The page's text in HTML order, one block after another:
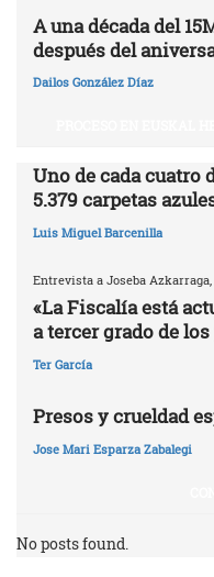
A una década del
después del
Dailos González Díaz
Uno de cada cuatro
5.379 carpetas
Luis Miguel Barcenilla
Entrevista a Joseba
«La Fiscalía está
a tercer grado de
Ter García
Presos y crueldad
Jose Mari Esparza Zabalegi
No posts found.